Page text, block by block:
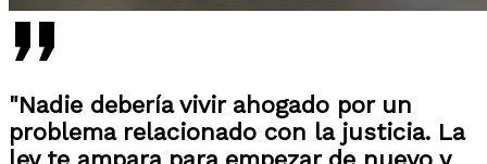
"Nadie debería vivir ahogado por un
problema relacionado con la justicia. La